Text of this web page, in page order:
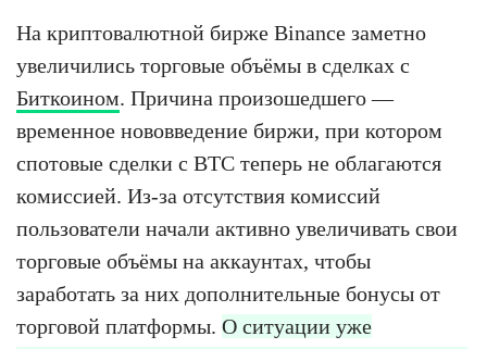
На криптовалютной бирже Binance заметно
увеличились торговые объёмы в сделках с
Биткоином. Причина произошедшего —
временное нововведение биржи, при котором
спотовые сделки с BTC теперь не облагаются
комиссией. Из-за отсутствия комиссий
пользователи начали активно увеличивать свои
торговые объёмы на аккаунтах, чтобы
заработать за них дополнительные бонусы от
торговой платформы. О ситуации уже